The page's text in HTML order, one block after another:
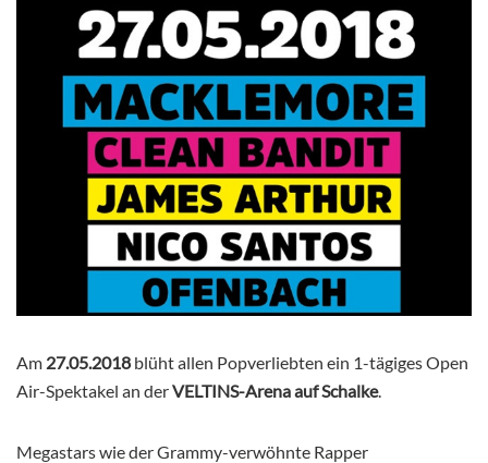
Am 27.05.2018blüht allen Popverliebten ein 1-tägiges Open
Air-Spektakel an derVELTINS-Arena auf Schalke.
Megastars wie der Grammy-verwöhnte Rapper